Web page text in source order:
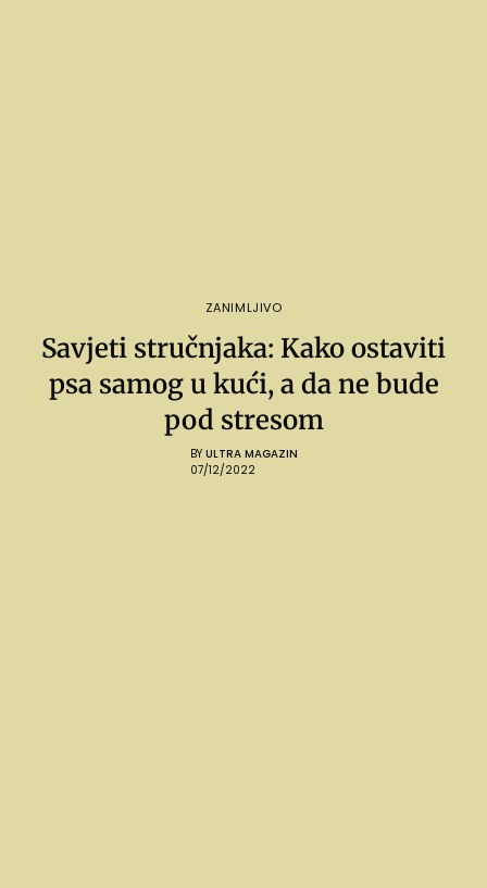
ZANIMLJIVO
Savjeti stručnjaka: Kako ostaviti
psa samog u kući, a da ne bude
pod stresom
BY ULTRA MAGAZIN
07/12/2022